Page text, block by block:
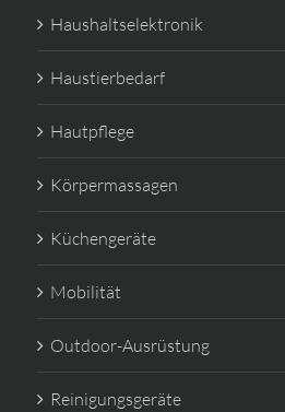
Haushaltselektronik
Haustierbedarf
Hautpflege
Körpermassagen
Küchengeräte
Mobilität
Outdoor-Ausrüstung
Reinigungsgeräte